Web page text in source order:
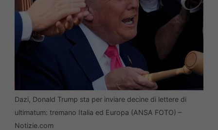
Dazi, Donald Trump sta per inviare decine di lettere di
ultimatum: tremano Italia ed Europa (ANSA FOTO) –
Notizie.com